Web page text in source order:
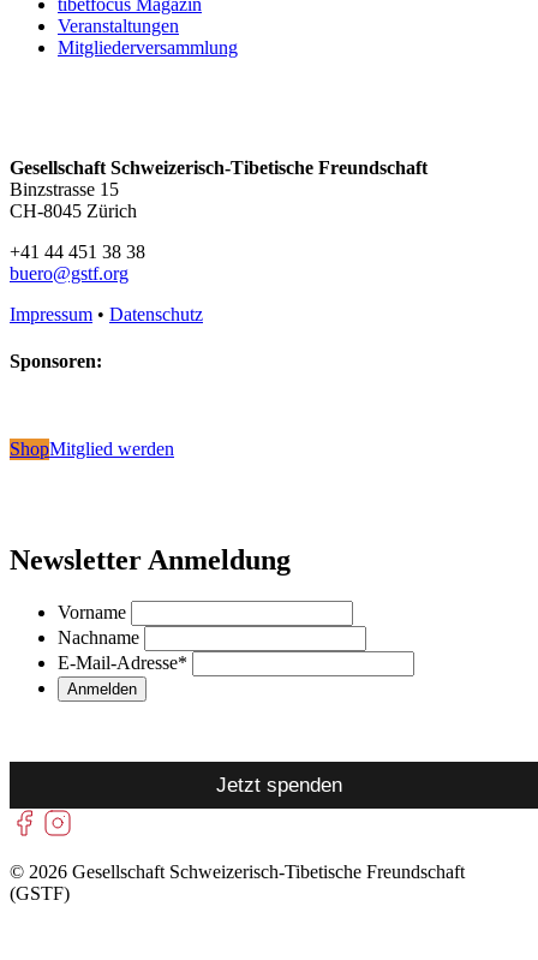
Veranstaltungen
Mitgliederversammlung
Gesellschaft Schweizerisch-Tibetische Freundschaft
Binzstrasse 15
CH-8045 Zürich
+41 44 451 38 38
buero@gstf.org
Impressum • Datenschutz
Sponsoren:
ShopMitglied werden
Newsletter Anmeldung
Vorname
Nachname
E-Mail-Adresse*
Jetzt spenden
© 2026 Gesellschaft Schweizerisch-Tibetische Freundschaft
(GSTF)